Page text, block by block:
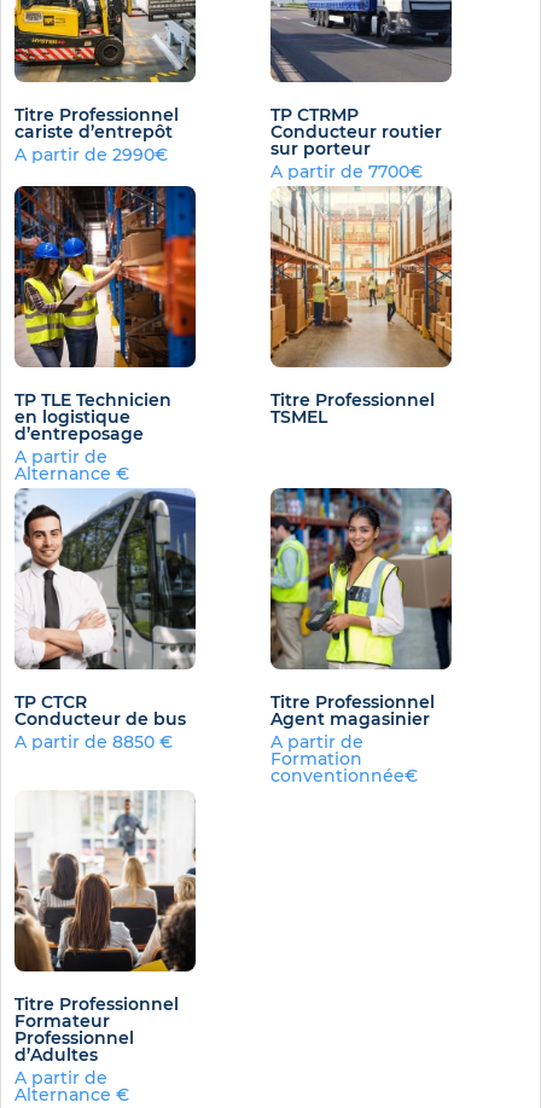
Titre Professionnel
cariste d’entrepôt
A partir de 2990€
TP CTRMP
Conducteur routier
sur porteur
A partir de 7700€
TP TLE Technicien
en logistique
d’entreposage
A partir de
Alternance €
Titre Professionnel
TSMEL
TP CTCR
Conducteur de bus
A partir de 8850 €
Titre Professionnel
Agent magasinier
A partir de
Formation
conventionnée€
Titre Professionnel
Formateur
Professionnel
d’Adultes
A partir de
Alternance €